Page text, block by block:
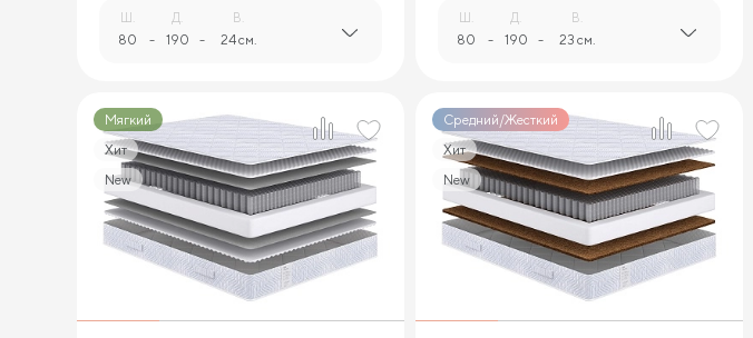
Ш.
80 -
Д.
190 -
В.
24 см.
Ш.
80 -
Д.
190 -
В.
23 см.
Мягкий
Хит
New
2
Средний/Жесткий
Хит
New
2